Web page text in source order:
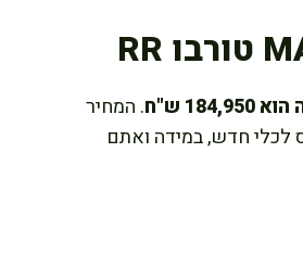
. המחיר
לכלי חדש, במידה ואתם